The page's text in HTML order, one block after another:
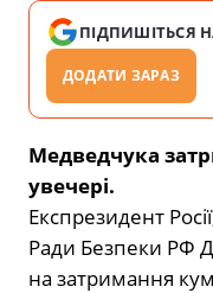
ПІДПИШІТЬСЯ
ДОДАТИ ЗАРАЗ
Медведчука
увечері.
Експрезидент
Ради Безпеки РФ
на затримання